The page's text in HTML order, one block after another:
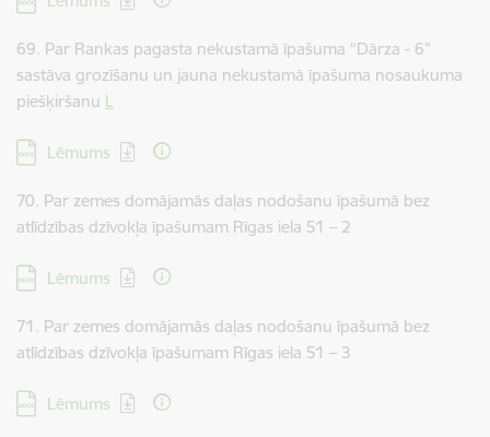
69. Par Rankas pagasta nekustamā īpašuma “Dārza - 6”
sastāva grozīšanu un jauna nekustamā īpašuma nosaukuma
piešķiršanu L
Lejupielādēt:
Lēmums
70. Par zemes domājamās daļas nodošanu īpašumā bez
atlīdzības dzīvokļa īpašumam Rīgas iela 51 – 2
Lejupielādēt:
Lēmums
71. Par zemes domājamās daļas nodošanu īpašumā bez
atlīdzības dzīvokļa īpašumam Rīgas iela 51 – 3
Lejupielādēt:
Lēmums